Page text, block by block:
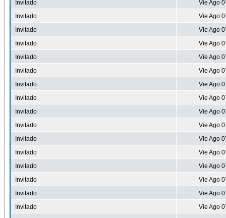
Invitado
Vie Ago
Invitado
Vie Ago
Invitado
Vie Ago
Invitado
Vie Ago
Invitado
Vie Ago
Invitado
Vie Ago
Invitado
Vie Ago
Invitado
Vie Ago
Invitado
Vie Ago
Invitado
Vie Ago
Invitado
Vie Ago
Invitado
Vie Ago
Invitado
Vie Ago
Invitado
Vie Ago
Invitado
Vie Ago
Invitado
Vie Ago